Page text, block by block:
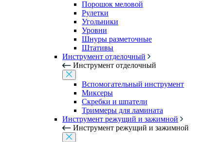
Порошок меловой
Рулетки
Угольники
Уровни
Шнуры разметочные
Штативы
Инструмент отделочный
Инструмент отделочный
Вспомогательный инструмент
Миксеры
Скребки и шпатели
Триммеры для ламината
Инструмент режущий и зажимной
Инструмент режущий и зажимной